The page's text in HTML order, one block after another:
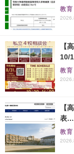
教育
【
10/
教育
【
表
教育